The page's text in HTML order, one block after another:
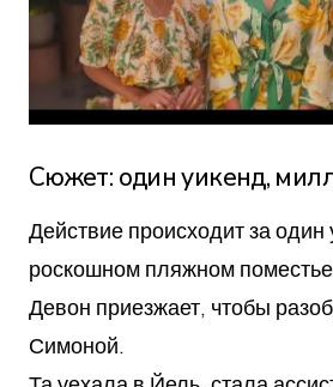
Сюжет: один уикенд,
Действие происходит за один
роскошном пляжном
Девон приезжает, чтобы
Симоной.